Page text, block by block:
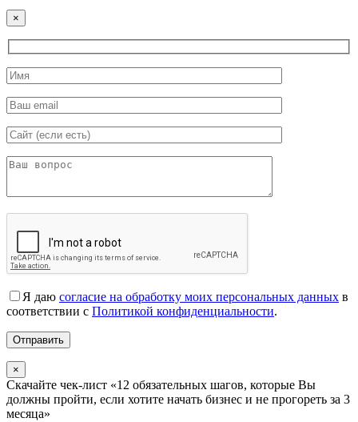
×
Я даю согласие на обработку моих персональных данных в
соответствии с Политикой конфиденциальности.
×
Скачайте чек-лист «12 обязательных шагов, которые Вы
должны пройти, если хотите начать бизнес и не прогореть за 3
месяца»